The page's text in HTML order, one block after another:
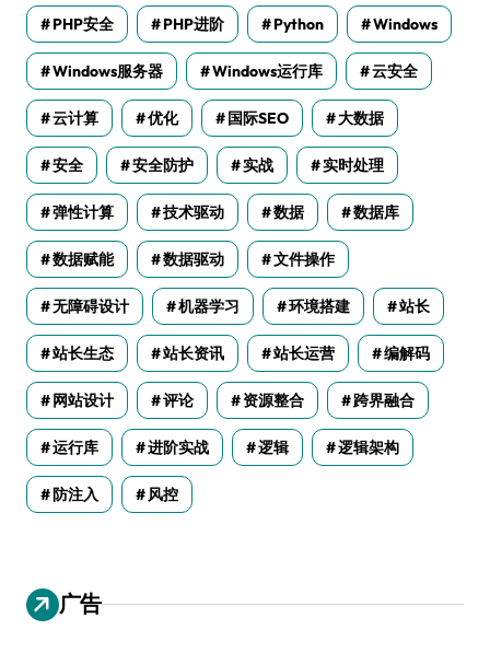
PHP安全 PHP进阶 Python Windows
Windows服务器 Windows运行库 云安全
云计算 优化 国际SEO 大数据
安全 安全防护 实战 实时处理
弹性计算 技术驱动 数据 数据库
数据赋能 数据驱动 文件操作
无障碍设计 机器学习 环境搭建 站长
站长生态 站长资讯 站长运营 编解码
网站设计 评论 资源整合 跨界融合
运行库 进阶实战 逻辑 逻辑架构
防注入 风控
广告